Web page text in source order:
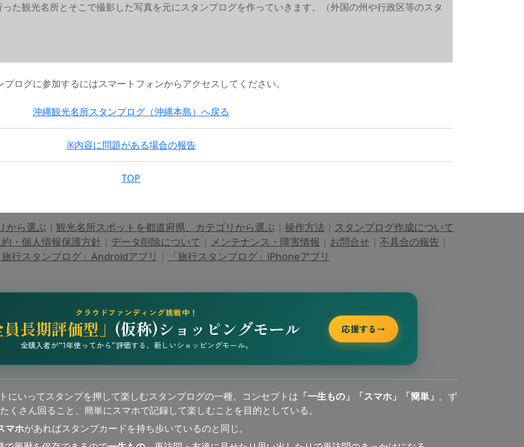
た観光名所とそこで撮影した写真を元にスタンプログを作っていきます。（外国の州や行政区等のスタ
プログに参加するにはスマートフォンからアクセスしてください。
沖縄観光名所スタンプログ（沖縄本島）へ戻る
※内容に問題がある場合の報告
TOP
から選ぶ | 観光名所スポットを都道府県、カテゴリから選ぶ | 操作方法| スタンプログ作成について
・個人情報保護方針 | データ削除について | メンテナンス・障害情報 | お問合せ | 不具合の報告 |
行スタンプログ」Androidアプリ | 「旅行スタンプログ」iPhoneアプリ
クラウドファンディング挑戦中！
長期評価型」 (仮称)ショッピングモール
全購入者が“1年使ってから”評価する、新しいショッピングモール。
応援する→
いってスタンプを押して楽しむスタンプログの一種。コンセプトは 「一生もの」「スマホ」「簡単」 。ず
くさん回ること、簡単にスマホで記録して楽しむことを目的としている。
マホがあればスタンプカードを持ち歩いているのと同じ。